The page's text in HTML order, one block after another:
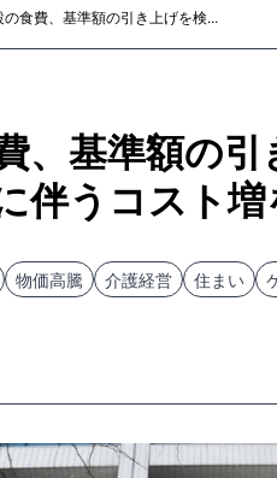
食費、基準額の引き上げを検...
、基準額の
うコスト増
物価高騰 介護経営 住まい